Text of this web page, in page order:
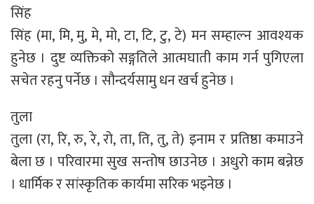
सिंह
सिंह (मा, मि, मु, मे, मो, टा, टि, टु, टे) मन सम्हाल्न आवश्यक
हुनेछ । दुष्ट व्यक्तिको सङ्गतिले आत्मघाती काम गर्न पुगिएला
सचेत रहनु पर्नेछ । सौन्दर्यसामु धन खर्च हुनेछ ।
तुला
तुला (रा, रि, रु, रे, रो, ता, ति, तु, ते) इनाम र प्रतिष्ठा कमाउने
बेला छ । परिवारमा सुख सन्तोष छाउनेछ । अधुरो काम बन्नेछ
। धार्मिक र सांस्कृतिक कार्यमा सरिक भइनेछ ।